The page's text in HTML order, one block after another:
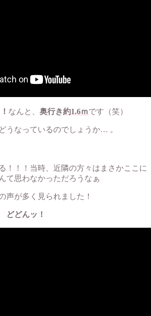
なんと、 奥行き約1.6ｍです（笑）
うなっているのでしょうか… 。
！！！当時、近隣の方々はまさかここに
て思わなかっただろうなぁ
声が多く見られました！
どどんッ！